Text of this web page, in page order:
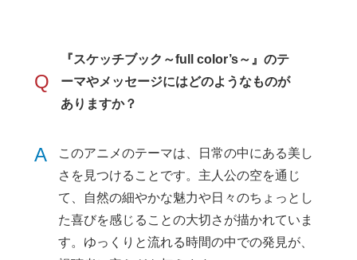
Q
『スケッチブック～full color’s～』のテ
ーマやメッセージにはどのようなものが
ありますか？
A
このアニメのテーマは、日常の中にある美し
さを見つけることです。主人公の空を通じ
て、自然の細やかな魅力や日々のちょっとし
た喜びを感じることの大切さが描かれていま
す。ゆっくりと流れる時間の中での発見が、